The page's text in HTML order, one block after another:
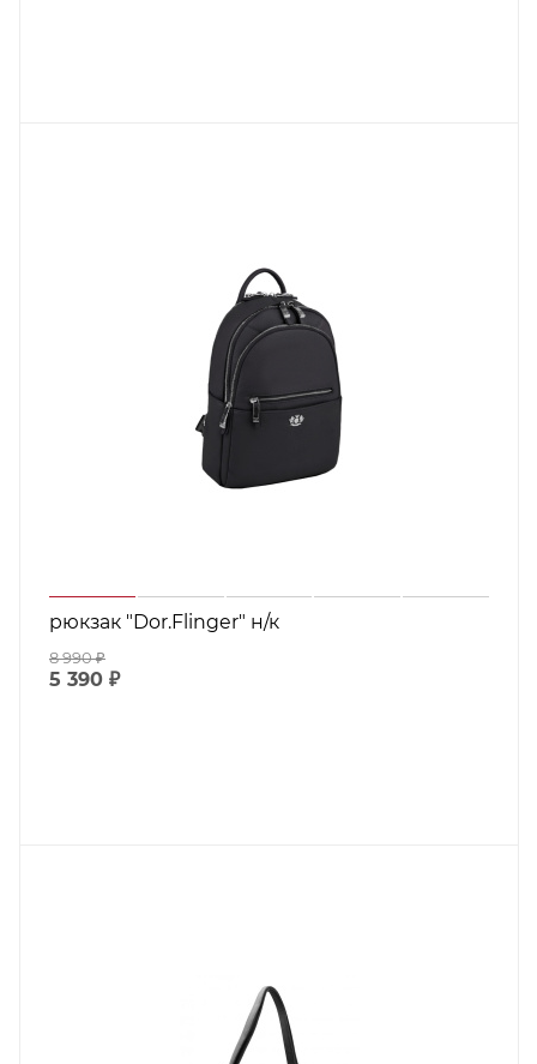
рюкзак "Dor.Flinger" н/к
8 990₽
5 390 ₽